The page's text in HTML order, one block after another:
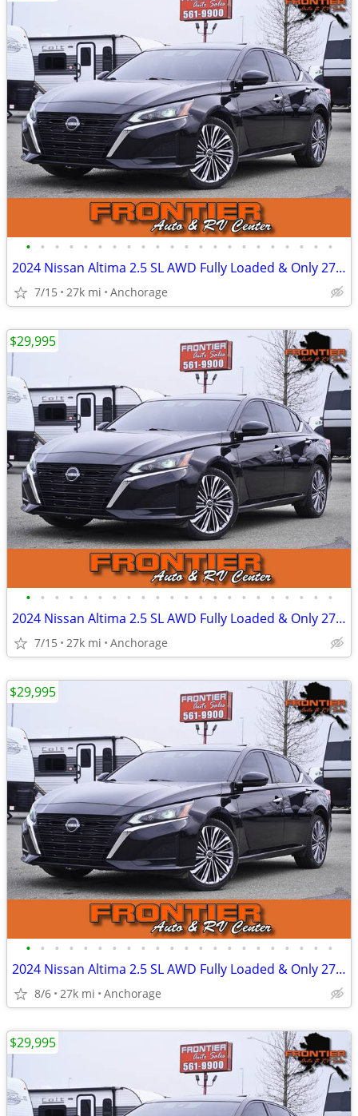
• • • • • • • • • • • • • • • • • • • • • •
2024 Nissan Altima 2.5 SL AWD Fully Loaded & Only 27k Miles
7/15 27k mi Anchorage
• • • • • • • • • • • • • • • • • • • • • •
2024 Nissan Altima 2.5 SL AWD Fully Loaded & Only 27k Miles
7/15 27k mi Anchorage
$29,995
• • • • • • • • • • • • • • • • • • • • • •
2024 Nissan Altima 2.5 SL AWD Fully Loaded & Only 27k Miles
8/6 27k mi Anchorage
$29,995
$29,995